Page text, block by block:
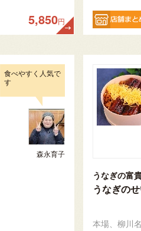
5,850円
食べやすく人気で
す
森永育子
うなぎの富
うなぎの
本場、柳川